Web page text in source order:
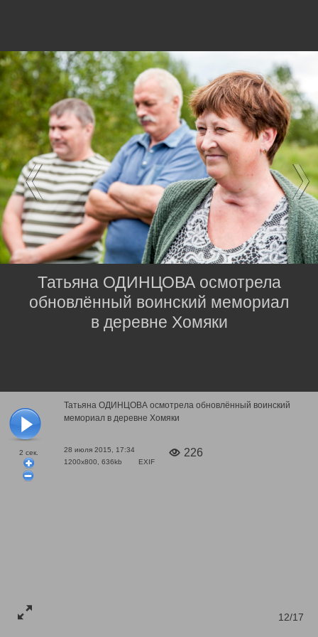
2 сек.
Татьяна ОДИНЦОВА осмотрела обновлённый воинский
мемориал в деревне Хомяки
28 июля 2015, 17:34
1200x800, 636kb
EXIF
226
12/17
Татьяна ОДИНЦОВА осмотрела
обновлённый воинский мемориал
в деревне Хомяки